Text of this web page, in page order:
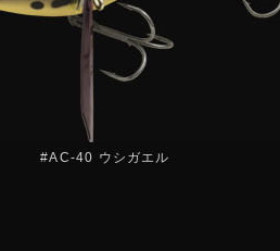
#AC-40 ウシガエル